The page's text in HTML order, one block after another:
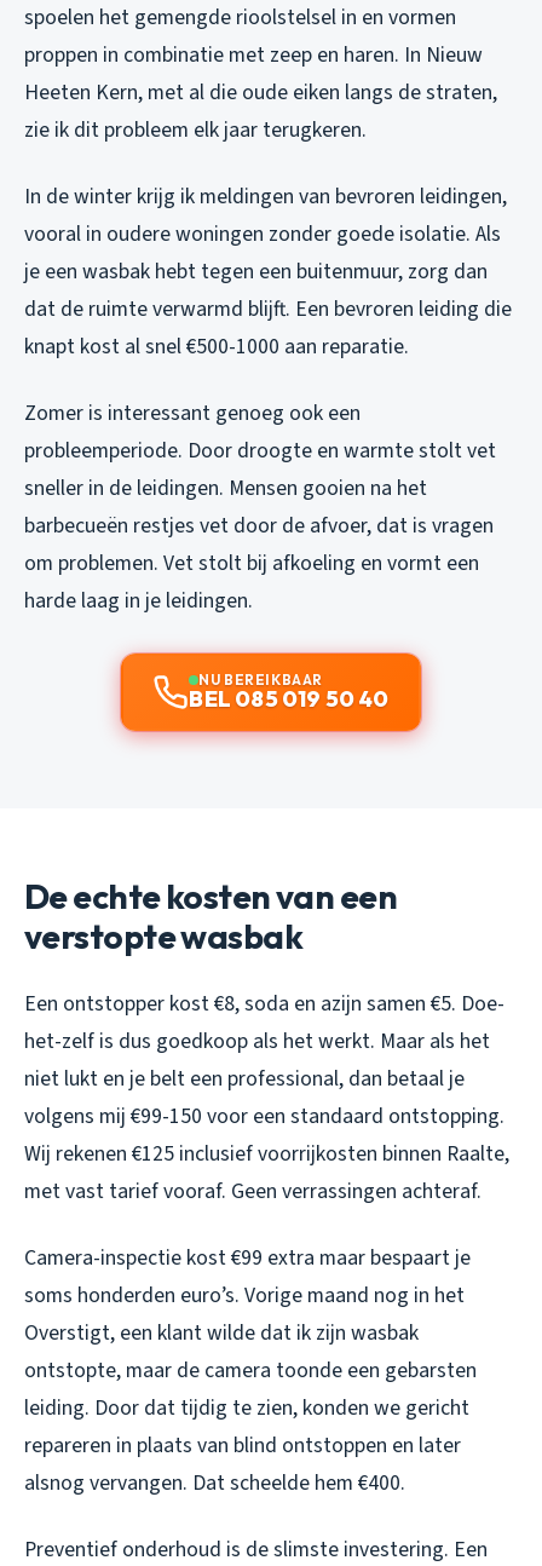
spoelen het gemengde rioolstelsel in en vormen
proppen in combinatie met zeep en haren. In Nieuw
Heeten Kern, met al die oude eiken langs de straten,
zie ik dit probleem elk jaar terugkeren.
In de winter krijg ik meldingen van bevroren leidingen,
vooral in oudere woningen zonder goede isolatie. Als
je een wasbak hebt tegen een buitenmuur, zorg dan
dat de ruimte verwarmd blijft. Een bevroren leiding die
knapt kost al snel €500-1000 aan reparatie.
Zomer is interessant genoeg ook een
probleemperiode. Door droogte en warmte stolt vet
sneller in de leidingen. Mensen gooien na het
barbecueën restjes vet door de afvoer, dat is vragen
om problemen. Vet stolt bij afkoeling en vormt een
harde laag in je leidingen.
NU BEREIKBAAR
BEL 085 019 50 40
De echte kosten van een
verstopte wasbak
Een ontstopper kost €8, soda en azijn samen €5. Doe-
het-zelf is dus goedkoop als het werkt. Maar als het
niet lukt en je belt een professional, dan betaal je
volgens mij €99-150 voor een standaard ontstopping.
Wij rekenen €125 inclusief voorrijkosten binnen Raalte,
met vast tarief vooraf. Geen verrassingen achteraf.
Camera-inspectie kost €99 extra maar bespaart je
soms honderden euro’s. Vorige maand nog in het
Overstigt, een klant wilde dat ik zijn wasbak
ontstopte, maar de camera toonde een gebarsten
leiding. Door dat tijdig te zien, konden we gericht
repareren in plaats van blind ontstoppen en later
alsnog vervangen. Dat scheelde hem €400.
Preventief onderhoud is de slimste investering. Een